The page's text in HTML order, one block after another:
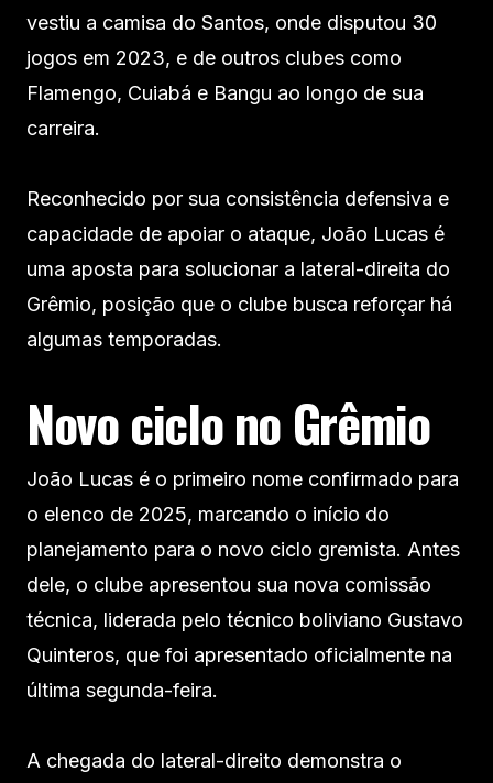
vestiu a camisa do Santos, onde disputou 30
jogos em 2023, e de outros clubes como
Flamengo, Cuiabá e Bangu ao longo de sua
carreira.
Reconhecido por sua consistência defensiva e
capacidade de apoiar o ataque, João Lucas é
uma aposta para solucionar a lateral-direita do
Grêmio, posição que o clube busca reforçar há
algumas temporadas.
Novo ciclo no Grêmio
João Lucas é o primeiro nome confirmado para
o elenco de 2025, marcando o início do
planejamento para o novo ciclo gremista. Antes
dele, o clube apresentou sua nova comissão
técnica, liderada pelo técnico boliviano Gustavo
Quinteros, que foi apresentado oficialmente na
última segunda-feira.
A chegada do lateral-direito demonstra o